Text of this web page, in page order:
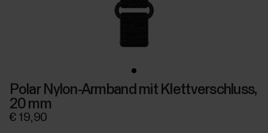
Polar Nylon-Armband mit Klettverschluss,
20 mm
€ 19,90